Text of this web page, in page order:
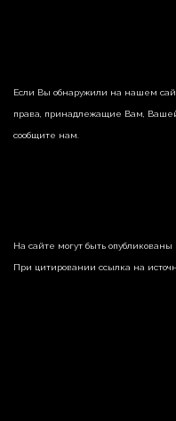
Если Вы обнаружили на нашем
права, принадлежащие Вам,
сообщите нам.
На сайте могут быть опубликованы
При цитировании ссылка на